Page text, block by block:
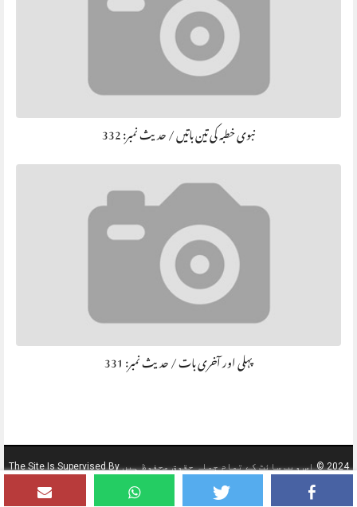
نبوی خطبہ کی تین باتیں / حديث نمبر: 332
پہلی اور آخری بات / حديث نمبر: 331
2024 © اس ویب سائٹ کے تمام جملہ حقوق محفوظ ہیں The Site Is Supervised By
AL GHAT DAWAH CENTER KSA